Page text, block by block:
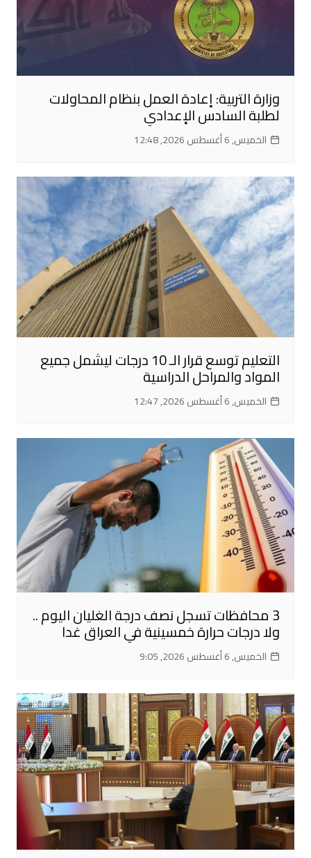
وزارة التربية: إعادة العمل بنظام المحاولات
لطلبة السادس الإعدادي
الخميس, 6 أغسطس 2026, 12:48
التعليم توسع قرار الـ 10 درجات ليشمل جميع
المواد والمراحل الدراسية
الخميس, 6 أغسطس 2026, 12:47
3 محافظات تسجل نصف درجة الغليان اليوم ..
ولا درجات حرارة خمسينية في العراق غدا
الخميس, 6 أغسطس 2026, 9:05